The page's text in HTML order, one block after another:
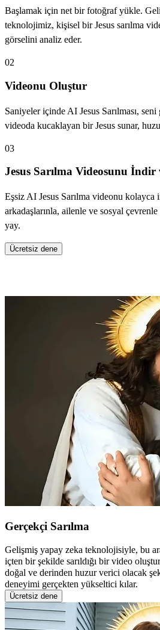
Başlamak için net bir fotoğraf yükle.
teknolojimiz, kişisel bir Jesus sarılma
görselini analiz eder.
02
Videonu Oluştur
Saniyeler içinde AI Jesus Sarılması,
videoda kucaklayan bir Jesus sunar,
03
Jesus Sarılma Videosunu İndir
Eşsiz AI Jesus Sarılma videonu kolayca
arkadaşlarınla, ailenle ve sosyal
yay.
Ücretsiz dene
Gerçekçi Sarılma
Gelişmiş yapay zeka teknolojisiyle, bu
içten bir şekilde sarıldığı bir video
doğal ve derinden huzur verici olacak
deneyimi gerçekten yükseltici kılar.
Ücretsiz dene